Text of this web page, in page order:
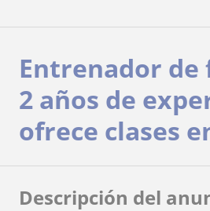
Entrenador de
2 años de
ofrece clases
Descripción del